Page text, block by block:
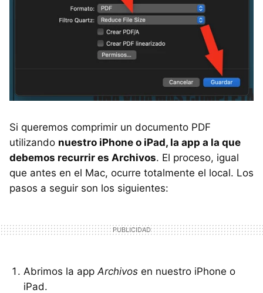
Si queremos comprimir un documento PDF
utilizando nuestro iPhone o iPad, la app a la que
debemos recurrir es Archivos. El proceso, igual
que antes en el Mac, ocurre totalmente el local. Los
pasos a seguir son los siguientes:
Abrimos la appArchivos en nuestro iPhone o
iPad.